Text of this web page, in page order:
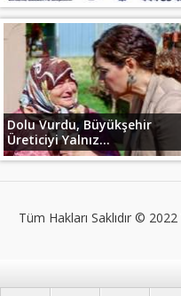
Dolu Vurdu, Büyükşehir
Üreticiyi Yalnız...
Tüm Hakları Saklıdır © 2022